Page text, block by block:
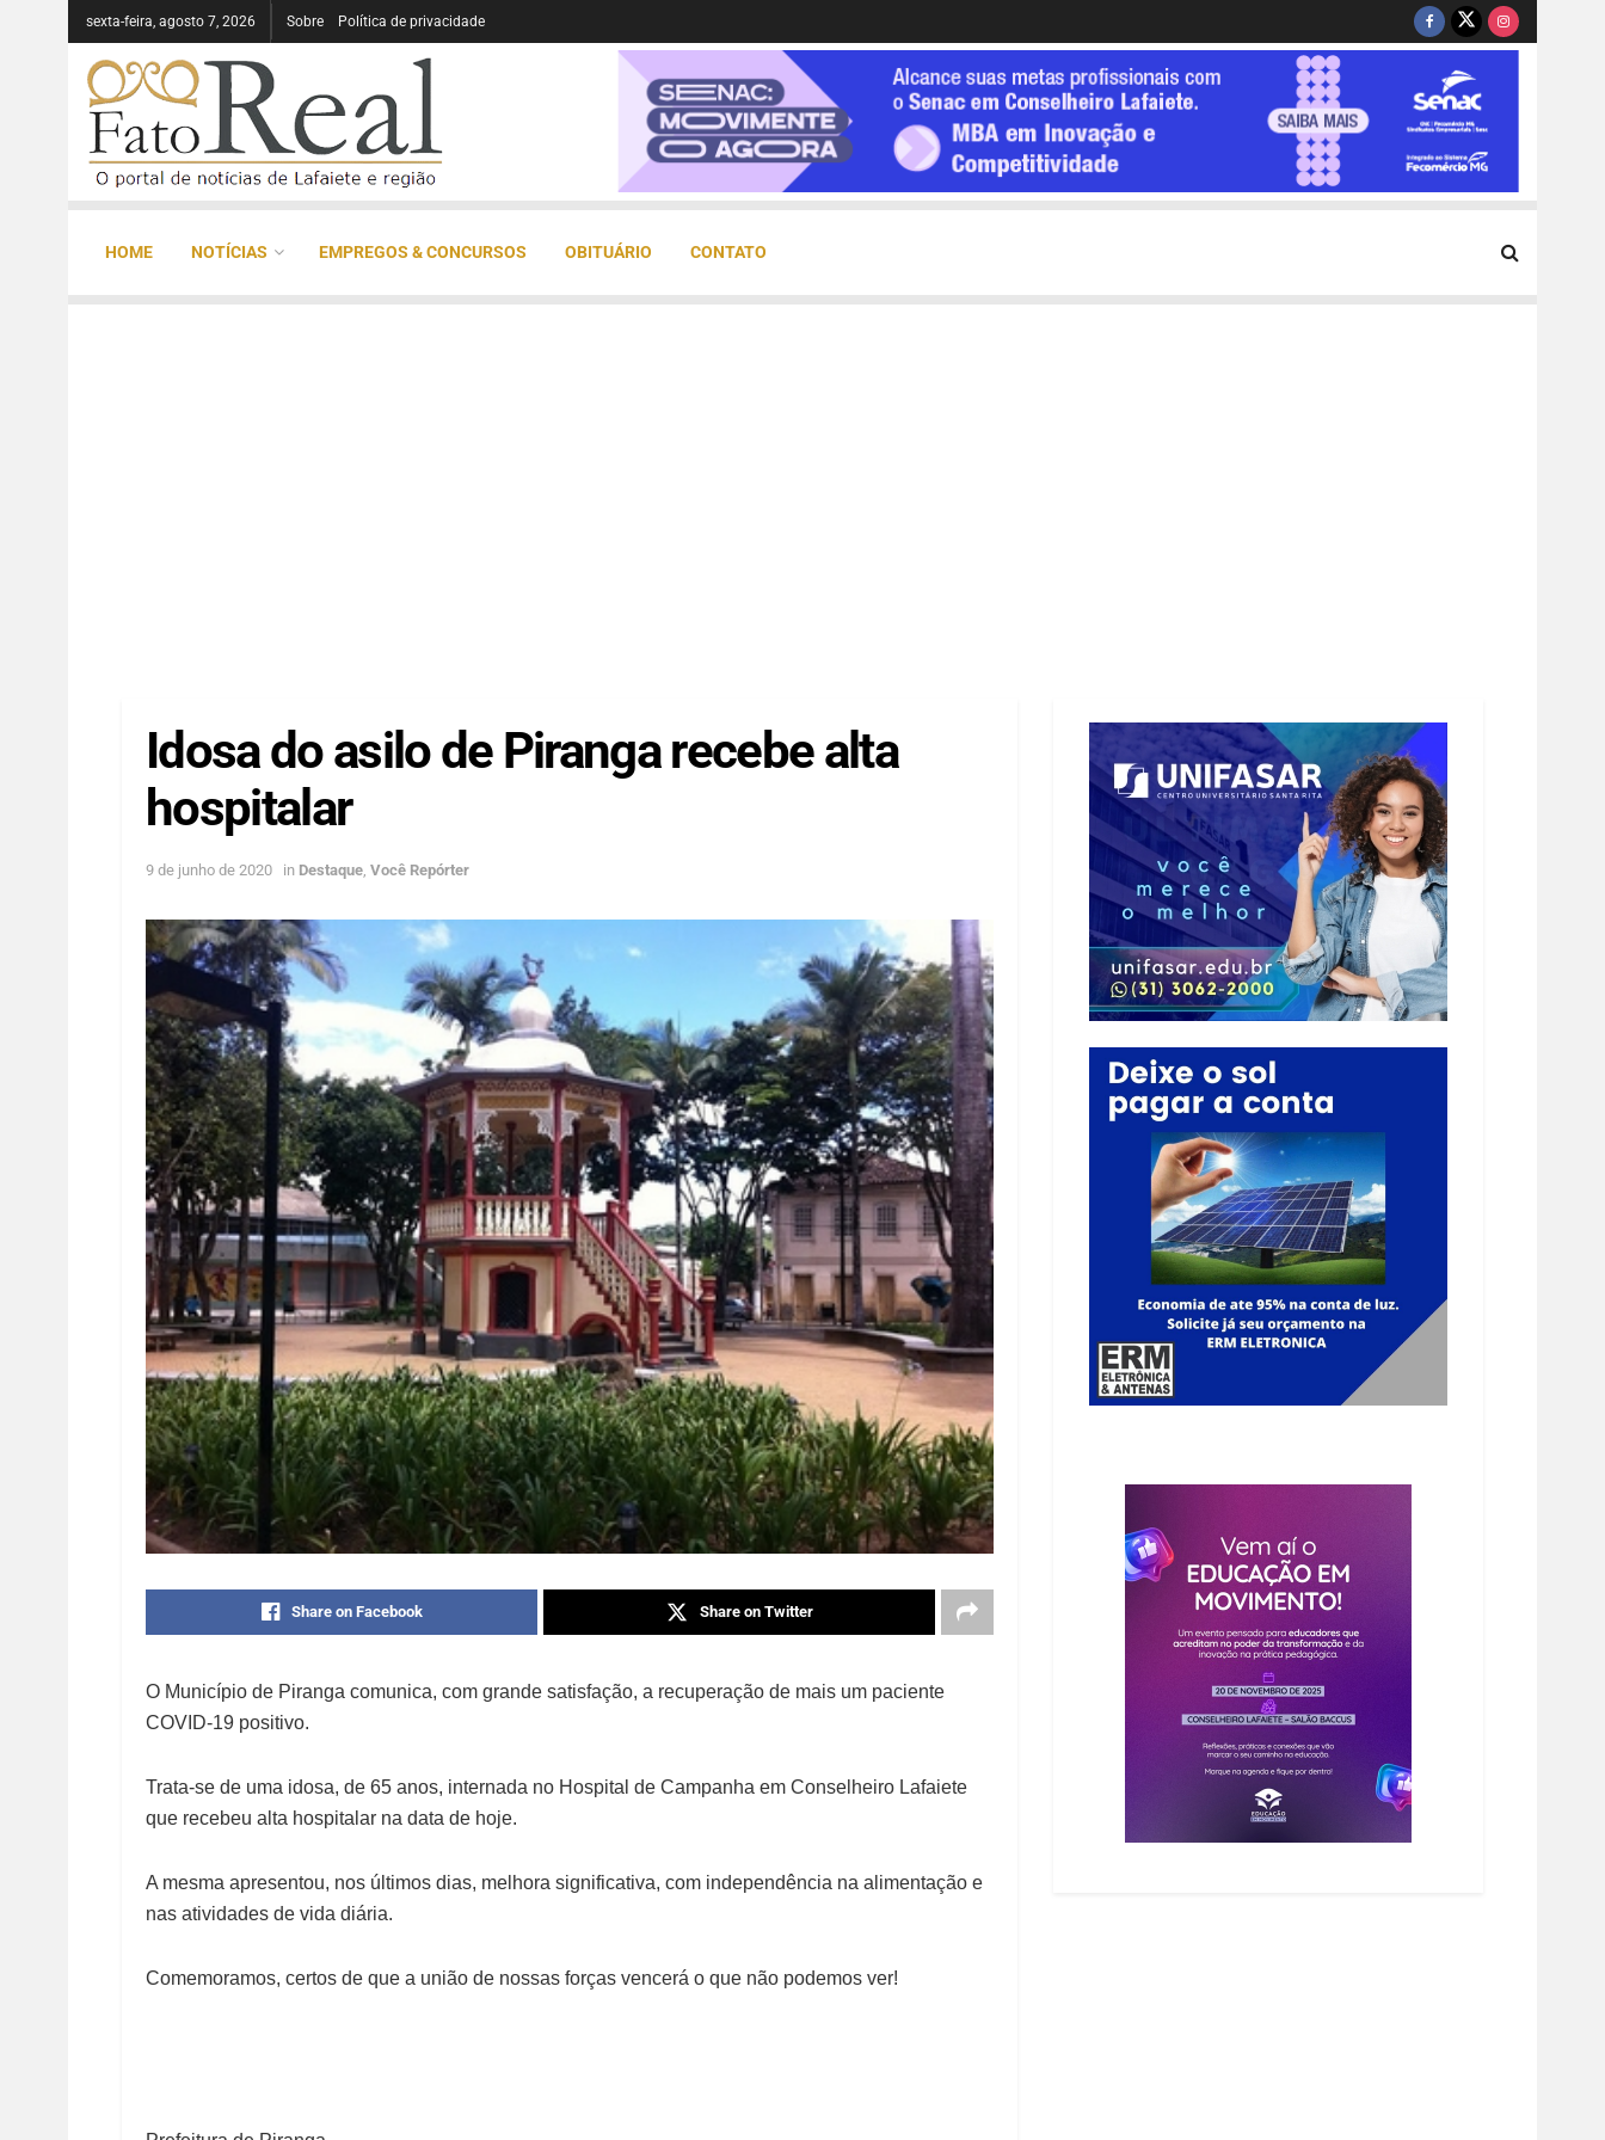
sexta-feira, agosto 7, 2026 Sobre Política de privacidade
HOME NOTÍCIAS EMPREGOS & CONCURSOS OBITUÁRIO CONTATO
Idosa do asilo de Piranga recebe alta
hospitalar
9 de junho de 2020 in Destaque Você Repórter
Share on Facebook Share on Twitter
O Município de Piranga comunica, com grande satisfação, a recuperação de mais um paciente
COVID-19 positivo.
Trata-se de uma idosa, de 65 anos, internada no Hospital de Campanha em Conselheiro Lafaiete
que recebeu alta hospitalar na data de hoje.
A mesma apresentou, nos últimos dias, melhora significativa, com independência na alimentação e
nas atividades de vida diária.
Comemoramos, certos de que a união de nossas forças vencerá o que não podemos ver!